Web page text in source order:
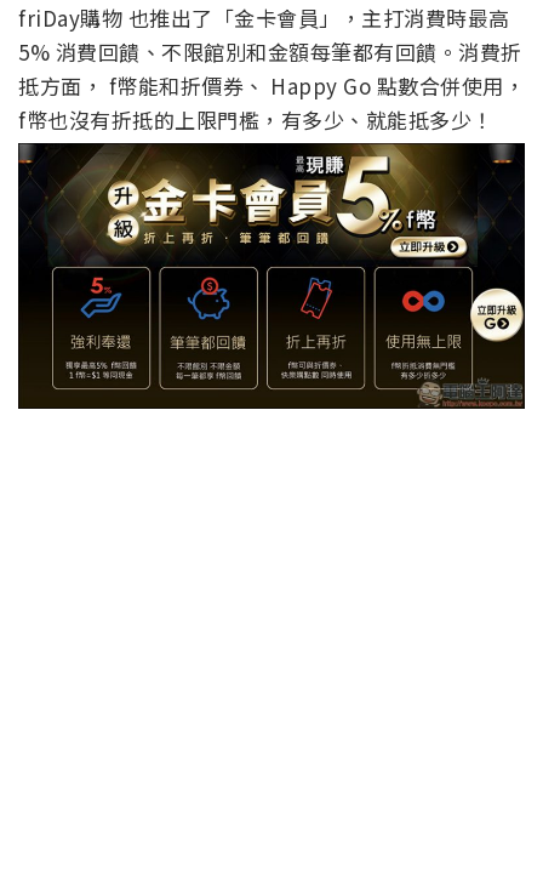
friDay購物 也推出了「金卡會員」，主打消費時最高
5% 消費回饋、不限館別和金額每筆都有回饋。消費折
抵方面， f幣能和折價券、 Happy Go 點數合併使用，
f幣也沒有折抵的上限門檻，有多少、就能抵多少！